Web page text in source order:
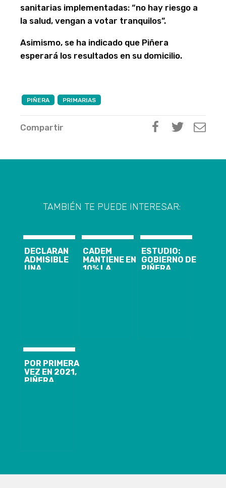
sanitarias implementadas: “no hay riesgo a
la salud, vengan a votar tranquilos”.
Asimismo, se ha indicado que Piñera
esperará los resultados en su domicilio.
PIÑERA PRIMARIAS
Compartir
TAMBIÉN TE PUEDE INTERESAR:
DECLARAN
ADMISIBLE
UNA
CADEM
MANTIENE EN
10% LA
ESTUDIO:
GOBIERNO DE
PIÑERA
POR PRIMERA
VEZ EN 2021,
PIÑERA